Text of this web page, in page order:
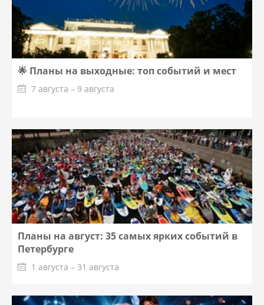
🌟 Планы на выходные: топ событий и мест
7 августа – 9 августа
Планы на август: 35 самых ярких событий в
Петербурге
1 августа – 31 августа